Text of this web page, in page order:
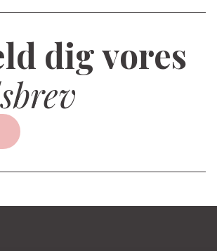
dig vores